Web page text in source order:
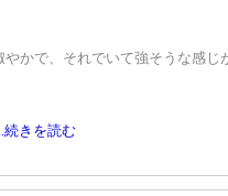
で、それでいて強そうな感じ
続きを読む